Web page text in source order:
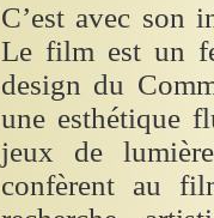
C’est avec son
Le film est un
design du
une esthétique
jeux de
confèrent au